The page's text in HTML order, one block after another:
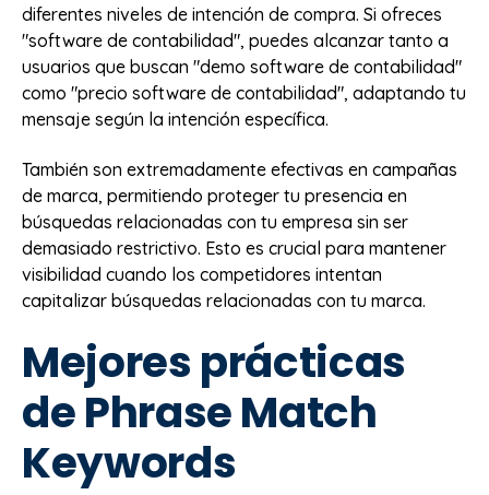
diferentes niveles de intención de compra. Si ofreces
"software de contabilidad", puedes alcanzar tanto a
usuarios que buscan "demo software de contabilidad"
como "precio software de contabilidad", adaptando tu
mensaje según la intención específica.
También son extremadamente efectivas en campañas
de marca, permitiendo proteger tu presencia en
búsquedas relacionadas con tu empresa sin ser
demasiado restrictivo. Esto es crucial para mantener
visibilidad cuando los competidores intentan
capitalizar búsquedas relacionadas con tu marca.
Mejores prácticas
de Phrase Match
Keywords